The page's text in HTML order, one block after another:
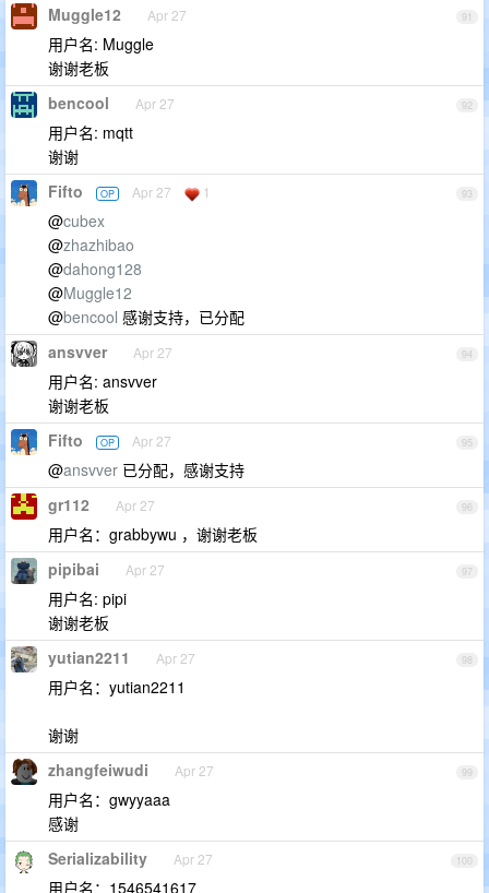
91
Muggle12 Apr 27
用户名: Muggle
谢谢老板
92
bencool Apr 27
用户名: mqtt
谢谢
93
Fifto OP Apr 27 1
@cubex
@zhazhibao
@dahong128
@Muggle12
@bencool 感谢支持，已分配
94
ansvver Apr 27
用户名: ansvver
谢谢老板
95
Fifto OP Apr 27
@ansvver 已分配，感谢支持
96
gr112 Apr 27
用户名：grabbywu ，谢谢老板
97
pipibai Apr 27
用户名: pipi
谢谢老板
98
yutian2211 Apr 27
用户名：yutian2211
谢谢
99
zhangfeiwudi Apr 27
用户名：gwyyaaa
感谢
100
Serializability Apr 27
用户名：1546541617